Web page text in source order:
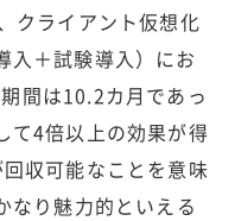
クライアント仮想化
入＋試験導入）にお
間は10.2カ月であっ
て4倍以上の効果が得
収可能なことを意味
なり魅力的といえる